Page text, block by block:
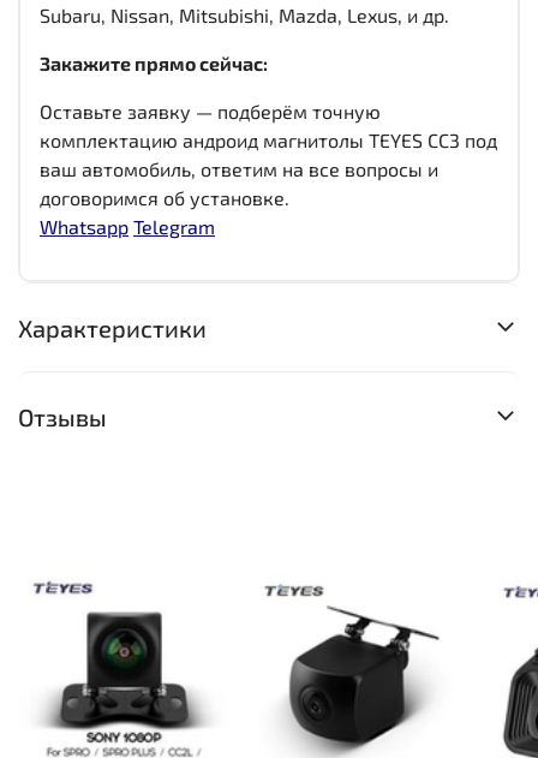
Subaru, Nissan, Mitsubishi, Mazda, Lexus, и др.
Закажите прямо сейчас:
Оставьте заявку — подберём точную
комплектацию андроид магнитолы TEYES CC3 под
ваш автомобиль, ответим на все вопросы и
договоримся об установке.
Whatsapp Telegram
Характеристики
Отзывы